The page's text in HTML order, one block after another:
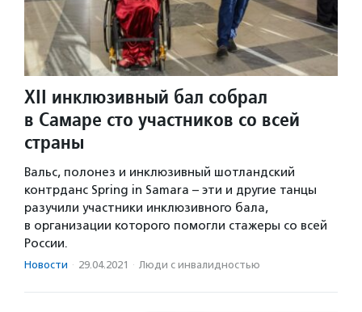
XII инклюзивный бал собрал
в Самаре сто участников со всей
страны
Вальс, полонез и инклюзивный шотландский
контрданс Spring in Samara – эти и другие танцы
разучили участники инклюзивного бала,
в организации которого помогли стажеры со всей
России.
Новости · 29.04.2021 · Люди с инвалидностью